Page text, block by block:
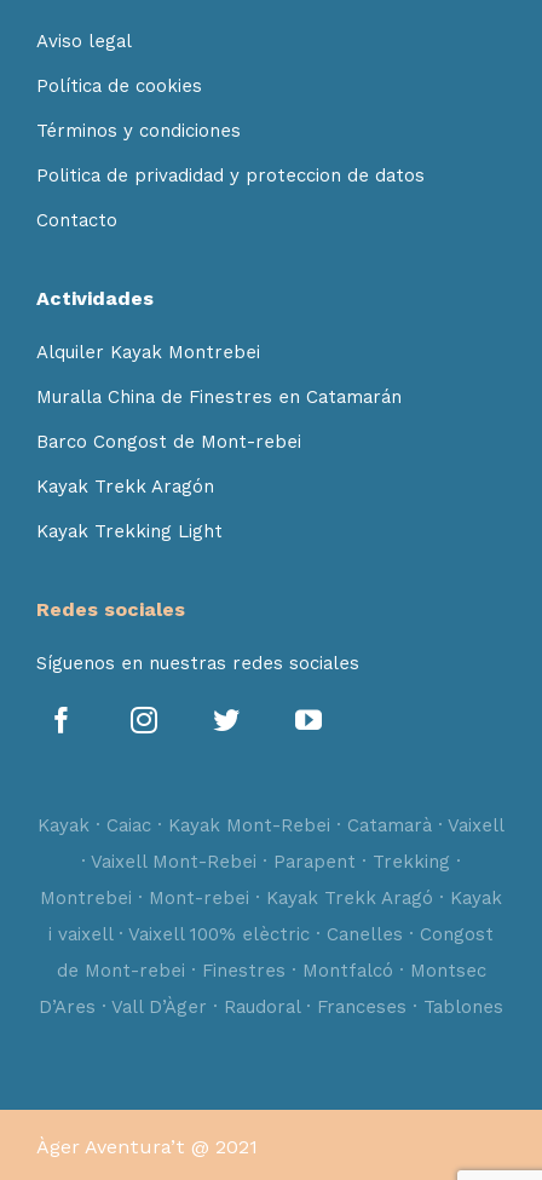
Aviso legal
Política de cookies
Términos y condiciones
Politica de privadidad y proteccion de datos
Contacto
Actividades
Alquiler Kayak Montrebei
Muralla China de Finestres en Catamarán
Barco Congost de Mont-rebei
Kayak Trekk Aragón
Kayak Trekking Light
Redes sociales
Síguenos en nuestras redes sociales
Kayak · Caiac · Kayak Mont-Rebei · Catamarà · Vaixell
· Vaixell Mont-Rebei · Parapent · Trekking ·
Montrebei · Mont-rebei · Kayak Trekk Aragó · Kayak
i vaixell · Vaixell 100% elèctric · Canelles · Congost
de Mont-rebei · Finestres · Montfalcó · Montsec
D’Ares · Vall D’Àger · Raudoral · Franceses · Tablones
Àger Aventura’t @ 2021